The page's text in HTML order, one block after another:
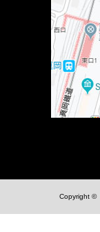
Copyright ©